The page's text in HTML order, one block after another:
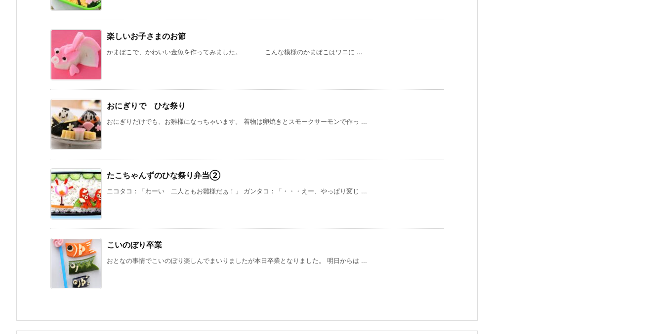
楽しいお子さまのお節
かまぼこで、かわいい金魚を作ってみました。 こんな模様のかまぼこはワニに ...
おにぎりで ひな祭り
おにぎりだけでも、お雛様になっちゃいます。 着物は卵焼きとスモークサーモンで作っ ...
たこちゃんずのひな祭り弁当②
ニコタコ：「わーい 二人ともお雛様だぁ！」 ガンタコ：「・・・えー、やっぱり変じ ...
こいのぼり卒業
おとなの事情でこいのぼり楽しんでまいりましたが本日卒業となりました。 明日からは ...